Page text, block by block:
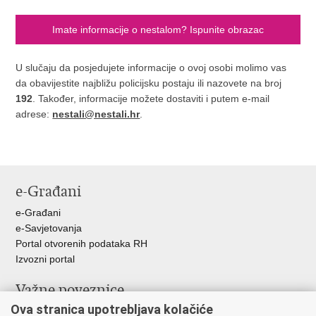
Imate informacije o nestalom? Ispunite obrazac
U slučaju da posjedujete informacije o ovoj osobi molimo vas
da obavijestite najbližu policijsku postaju ili nazovete na broj
192 . Također, informacije možete dostaviti i putem e-mail
adrese: nestali@nestali.hr.
e-Građani
e-Građani
e-Savjetovanja
Portal otvorenih podataka RH
Izvozni portal
Važne poveznice
Ministarstvo unutarnjih poslova RH
Ova stranica upotrebljava kolačiće